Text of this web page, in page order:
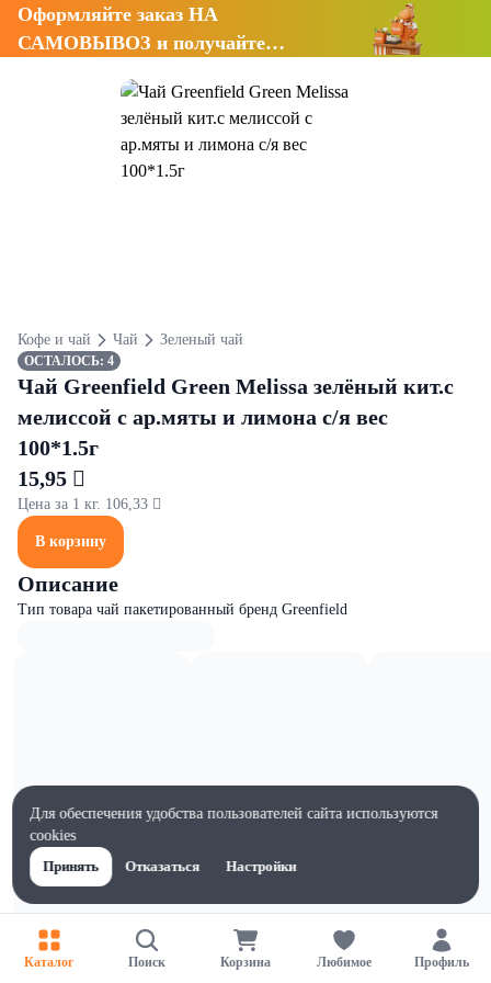
Оформляйте заказ НА
САМОВЫВОЗ и получайте
Кофе и чай Чай Зеленый чай
ОСТАЛОСЬ: 4
Чай Greenfield Green Melissa зелёный кит.с
мелиссой с ар.мяты и лимона с/я вес
100*1.5г
15,95 
Цена за 1 кг. 106,33 
В корзину
Описание
Тип товара чай пакетированный бренд Greenfield
Каталог Поиск Корзина Любимое Профиль
Для обеспечения удобства пользователей сайта используются
cookies
Принять
Отказаться Настройки